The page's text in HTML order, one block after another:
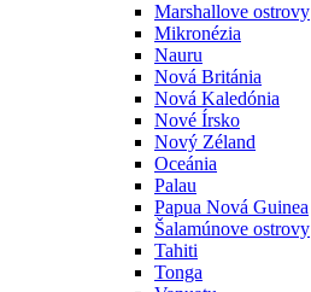
Marshallove ostrovy
Mikronézia
Nauru
Nová Británia
Nová Kaledónia
Nové Írsko
Nový Zéland
Oceánia
Palau
Papua Nová Guinea
Šalamúnove ostrovy
Tahiti
Tonga